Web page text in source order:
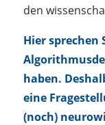
den
Hier sprechen
haben.
eine
(noch)